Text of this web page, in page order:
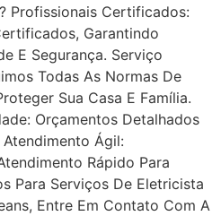
Profissionais Certificados:
Garantindo
E Segurança. Serviço
Todas As Normas De
Sua Casa E Família.
Orçamentos Detalhados
Atendimento Ágil:
Rápido Para
Para Serviços De Eletricista
Entre Em Contato Com A